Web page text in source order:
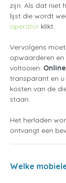
zijn. Als dat niet
lijst die wordt
operator klikt.
Vervolgens
opwaarderen
voltooien.
transparant en
kosten van de
staan.
Het herladen
ontvangt een
Welke